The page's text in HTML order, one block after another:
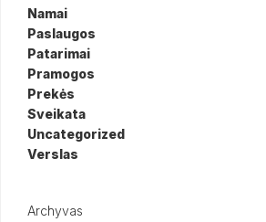
Namai
Paslaugos
Patarimai
Pramogos
Prekės
Sveikata
Uncategorized
Verslas
Archyvas